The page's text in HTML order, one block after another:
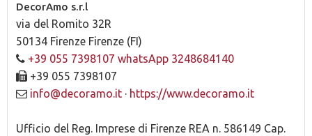
DecorAmo s.r.l
via del Romito 32R
50134 Firenze Firenze (FI)
+39 055 7398107 whatsApp 3248684140
+39 055 7398107
info@decoramo.it · https://www.decoramo.it
Ufficio del Reg. Imprese di Firenze REA n. 586149 Cap.